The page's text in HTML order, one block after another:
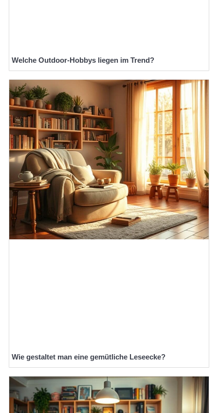
Welche Outdoor-Hobbys liegen im Trend?
Wie gestaltet man eine gemütliche Leseecke?